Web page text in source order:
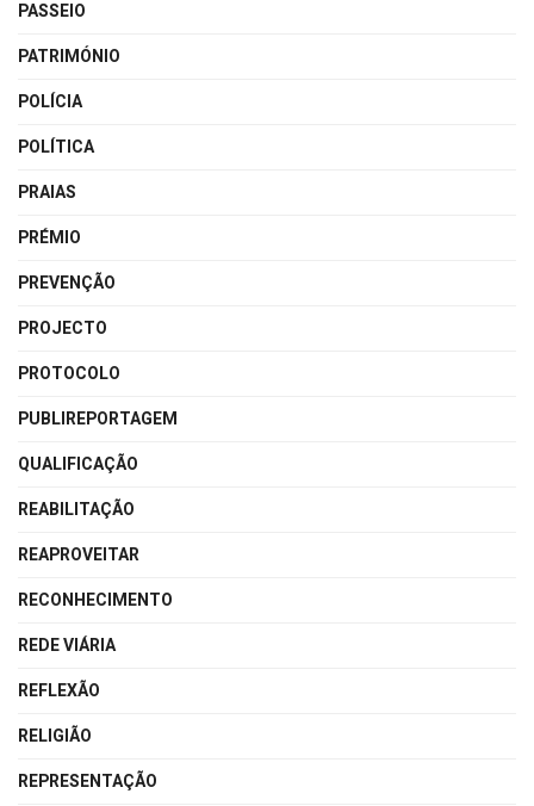
PASSEIO
PATRIMÓNIO
POLÍCIA
POLÍTICA
PRAIAS
PRÉMIO
PREVENÇÃO
PROJECTO
PROTOCOLO
PUBLIREPORTAGEM
QUALIFICAÇÃO
REABILITAÇÃO
REAPROVEITAR
RECONHECIMENTO
REDE VIÁRIA
REFLEXÃO
RELIGIÃO
REPRESENTAÇÃO